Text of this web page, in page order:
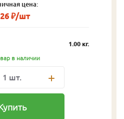
цена:
₽/шт
1.00 кг.
в наличии
1 шт.